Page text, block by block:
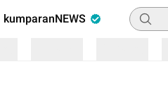
kumparanNEWS